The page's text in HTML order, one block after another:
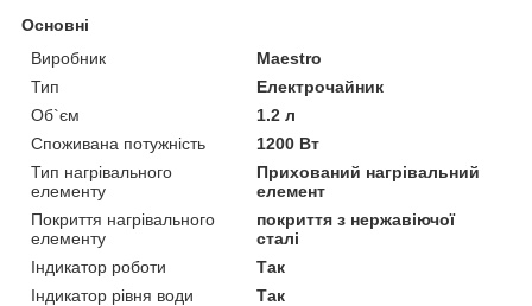
Основні
Виробник
Maestro
Тип
Електрочайник
Об`єм
1.2 л
Споживана потужність
1200 Вт
Тип нагрівального
елементу
Прихований нагрівальний
елемент
Покриття нагрівального
елементу
покриття з нержавіючої
сталі
Індикатор роботи
Так
Індикатор рівня води
Так